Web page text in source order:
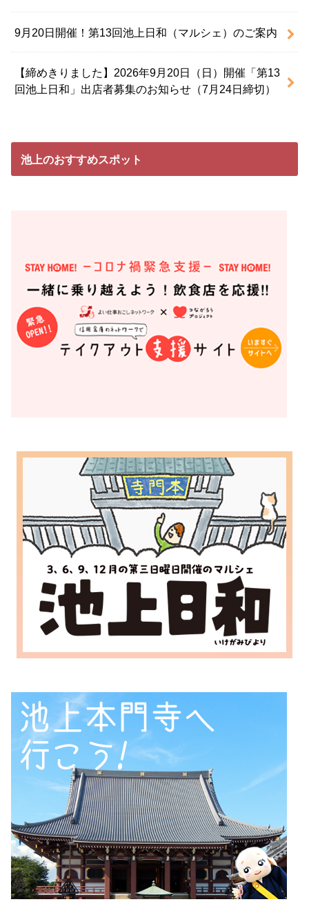
9月20日開催！第13回池上日和（マルシェ）のご案内
【締めきりました】2026年9月20日（日）開催「第13
回池上日和」出店者募集のお知らせ（7月24日締切）
池上のおすすめスポット